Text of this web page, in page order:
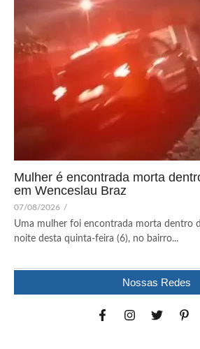
Mulher é encontrada morta
em Wenceslau Braz
07/08/2026 /
Uma mulher foi encontrada morta dentro
noite desta quinta-feira (6), no bairro...
Nossas Redes